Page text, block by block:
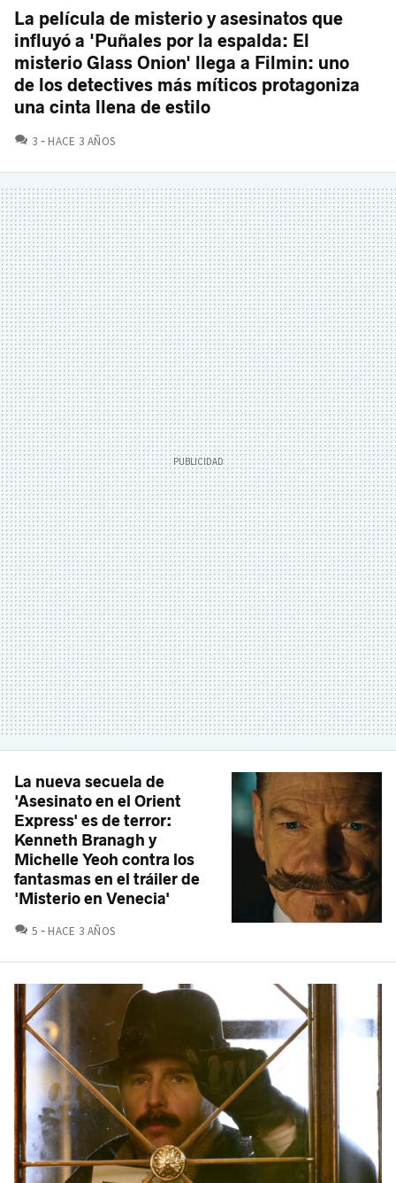
La película de misterio y asesinatos que
influyó a 'Puñales por la espalda: El
misterio Glass Onion' llega a Filmin: uno
de los detectives más míticos protagoniza
una cinta llena de estilo
3 COMENTARIOS
HACE 3 AÑOS
La nueva secuela de
'Asesinato en el Orient
Express' es de terror:
Kenneth Branagh y
Michelle Yeoh contra los
fantasmas en el tráiler de
'Misterio en Venecia'
5 COMENTARIOS
HACE 3 AÑOS